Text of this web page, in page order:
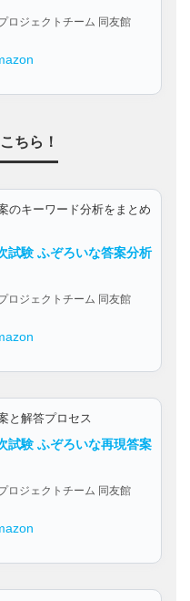
ロジェクトチーム 同友館
ちら！
のキーワード分析をまとめ
試験 ふぞろいな答案分析
ロジェクトチーム 同友館
と解答プロセス
試験 ふぞろいな再現答案
ロジェクトチーム 同友館